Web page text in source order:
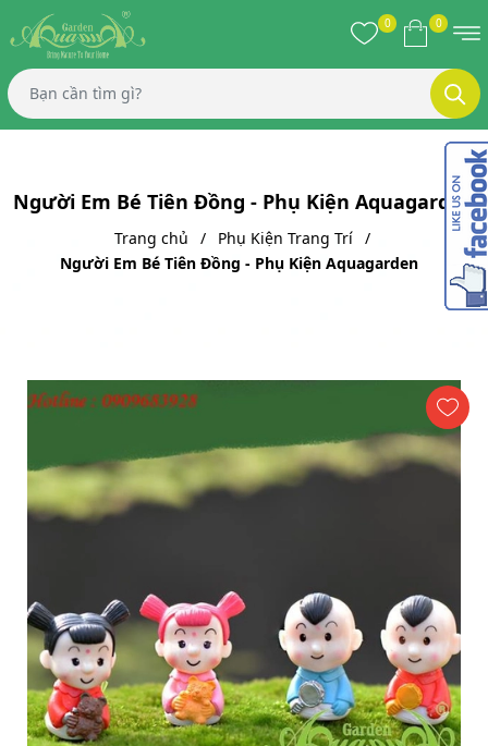
0 0
Người Em Bé Tiên Đồng - Phụ Kiện Aquagarden
Trang chủ
Phụ Kiện Trang Trí
Người Em Bé Tiên Đồng - Phụ Kiện Aquagarden